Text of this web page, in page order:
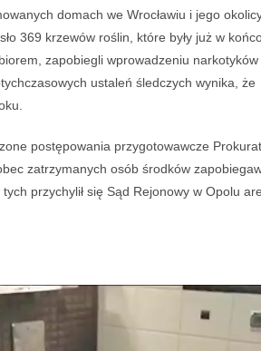
domach we Wrocławiu i jego
369 krzewów roślin, które były już w
zapobiegli wprowadzeniu
ustaleń śledczych wynika, że
postępowania przygotowawcze
zatrzymanych osób środków
przychylił się Sąd Rejonowy w Opolu